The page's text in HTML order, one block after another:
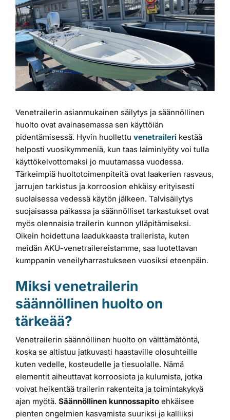
Laiturit
Valmistajat
Rahoitus
Asiakaskokemuksia
kuvaa
isompana
Venetrailerin asianmukainen säilytys ja säännöllinen
huolto ovat avainasemassa sen käyttöiän
pidentämisessä. Hyvin huollettu venetraileri kestää
helposti vuosikymmeniä, kun taas laiminlyöty voi tulla
käyttökelvottomaksi jo muutamassa vuodessa.
Tärkeimpiä huoltotoimenpiteitä ovat laakerien rasvaus,
jarrujen tarkistus ja korroosion ehkäisy erityisesti
suolaisessa vedessä käytön jälkeen. Talvisäilytys
suojaisassa paikassa ja säännölliset tarkastukset ovat
myös olennaisia trailerin kunnon ylläpitämiseksi.
Oikein hoidettuna laadukkaasta trailerista, kuten
meidän AKU-venetrailereistamme, saa luotettavan
kumppanin veneilyharrastukseen vuosiksi eteenpäin.
Miksi venetrailerin
säännöllinen huolto on
tärkeää?
Venetrailerin säännöllinen huolto on välttämätöntä,
koska se altistuu jatkuvasti haastaville olosuhteille
kuten vedelle, kosteudelle ja tiesuolalle. Nämä
elementit aiheuttavat korroosiota ja kulumista, jotka
voivat heikentää trailerin rakenteita ja toimintakykyä
ajan myötä. Säännöllinen kunnossapito ehkäisee
pienten ongelmien kasvamista suuriksi ja kalliiksi